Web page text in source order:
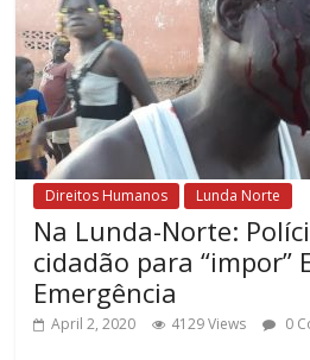
Direitos Humanos Lunda Norte
Na Lunda-Norte:
cidadão para “impor”
Emergência
April 2, 2020 4129 Views 0